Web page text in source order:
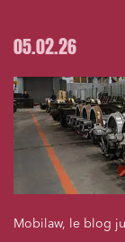
05.02.26
Mobilaw, le blog